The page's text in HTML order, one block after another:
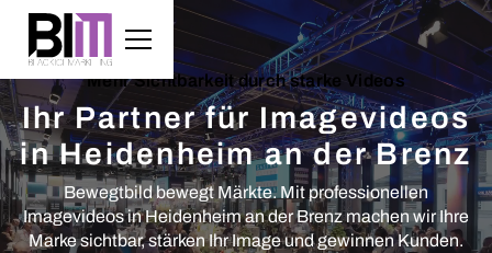
Mehr Sichtbarkeit durch starke Videos
Ihr Partner für Imagevideos
in Heidenheim an der Brenz
Bewegtbild bewegt Märkte. Mit professionellen
Imagevideos in Heidenheim an der Brenz machen wir Ihre
Marke sichtbar, stärken Ihr Image und gewinnen Kunden.